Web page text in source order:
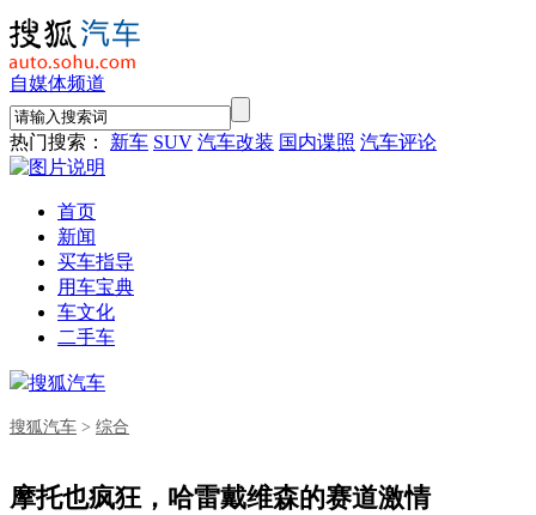
自媒体频道
热门搜索： 新车 SUV 汽车改装 国内谍照 汽车评论
首页
新闻
买车指导
用车宝典
车文化
二手车
搜狐汽车
搜狐汽车 > 综合
摩托也疯狂，哈雷戴维森的赛道激情